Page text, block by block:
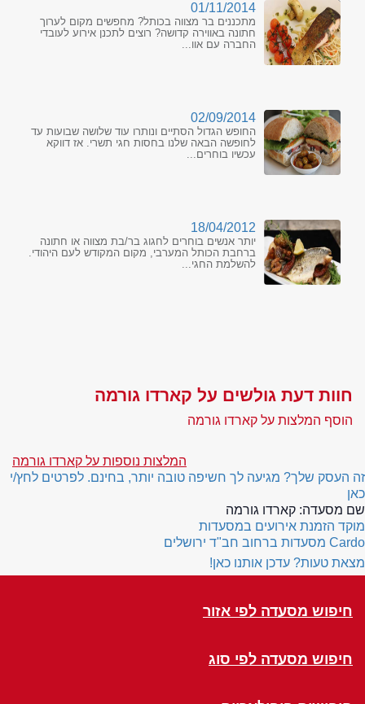
01/11/2014
מתכננים בר מצווה בכותל? מחפשים מקום לערוך
חתונה באווירה קדושה? רוצים לתכנן אירוע לעובדי
החברה עם אוו...
02/09/2014
החופש הגדול הסתיים ונותרו עוד שלושה שבועות עד
לחופשה הבאה שלנו בחסות חגי תשרי. אז דווקא
עכשיו בוחרים...
18/04/2012
יותר אנשים בוחרים לחגוג בר/בת מצווה או חתונה
ברחבת הכותל המערבי, מקום המקודש לעם היהודי.
להשלמת החגי...
חוות דעת גולשים על קארדו גורמה
הוסף המלצות על קארדו גורמה
המלצות נוספות על קארדו גורמה
זה העסק שלך? מגיעה לך חשיפה טובה יותר, בחינם. לפרטים לחץ/י
כאן
שם מסעדה: קארדו גורמה
מוקד הזמנת אירועים במסעדות
Cardo מסעדות ברחוב חב"ד ירושלים
מצאת טעות? עדכן אותנו כאן!
חיפוש מסעדה לפי אזור
חיפוש מסעדה לפי סוג